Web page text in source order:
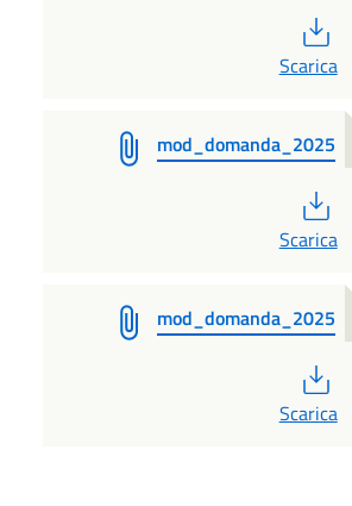
Scarica
mod_domanda_2025
Scarica
mod_domanda_2025
Scarica